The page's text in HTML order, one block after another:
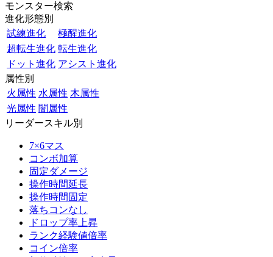
モンスター検索
進化形態別
試練進化
極醒進化
超転生進化 転生進化
ドット進化 アシスト進化
属性別
火属性 水属性 木属性
光属性 闇属性
リーダースキル別
7×6マス
コンボ加算
固定ダメージ
操作時間延長
操作時間固定
落ちコンなし
ドロップ率上昇
ランク経験値倍率
コイン倍率